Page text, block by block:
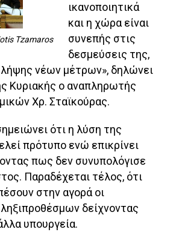
Tzamaros
ικανοποιητικά
και η χώρα είναι
συνεπής στις
δεσμεύσεις της,
λήψης νέων μέτρων», δηλώνει
Κυριακής ο αναπληρωτής
Χρ. Σταϊκούρας.
ότι η λύση της
πρότυπο ενώ επικρίνει
πως δεν συνυπολόγισε
Παραδέχεται τέλος, ότι
στην αγορά οι
δείχνοντας
υπουργεία.